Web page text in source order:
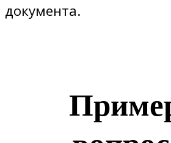
документа.